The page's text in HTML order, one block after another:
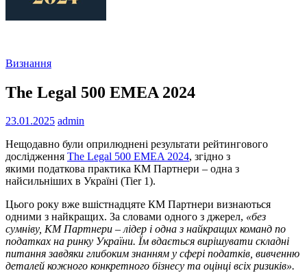
Визнання
The Legal 500 EMEA 2024
23.01.2025 admin
Нещодавно були оприлюднені результати рейтингового
дослідження The Legal 500 EMEA 2024, згідно з
якими податкова практика КМ Партнери – одна з
найсильніших в Україні (Tier 1).
Цього року вже вшістнадцяте КМ Партнери визнаються
одними з найкращих. За словами одного з джерел, «без
сумніву, КМ Партнери – лідер і одна з найкращих команд по
податках на ринку України. Їм вдається вирішувати складні
питання завдяки глибоким знанням у сфері податків, вивченню
деталей кожного конкретного бізнесу та оцінці всіх ризиків».